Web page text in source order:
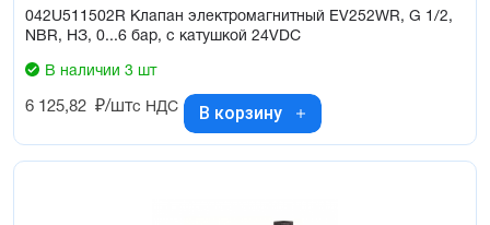
042U511502R Клапан электромагнитный EV252WR, G 1/2,
NBR, НЗ, 0...6 бар, с катушкой 24VDC
В наличии 3 шт
6 125,82 ₽/штс НДС В корзину